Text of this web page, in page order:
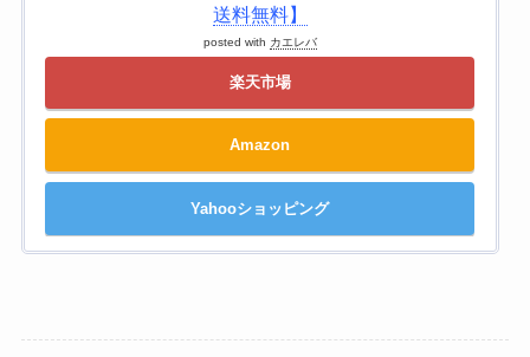
送料無料】
posted with カエレバ
楽天市場
Amazon
Yahooショッピング